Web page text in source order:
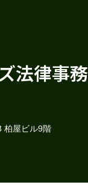
法律事務
屋ビル9階